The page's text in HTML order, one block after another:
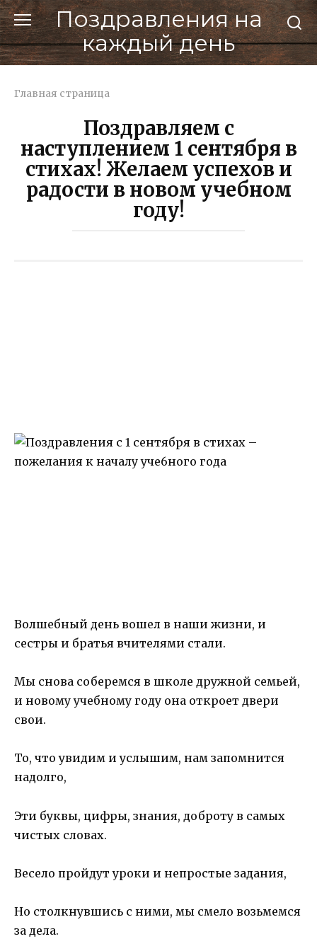
Перейти
к
контенту
Поздравления на
каждый день
Главная страница
Поздравляем с
наступлением 1 сентября в
стихах! Желаем успехов и
радости в новом учебном
году!
Волшебный день вошел в наши жизни, и
сестры и братья вчителями стали.
Мы снова соберемся в школе дружной семьей,
и новому учебному году она откроет двери
свои.
То, что увидим и услышим, нам запомнится
надолго,
Эти буквы, цифры, знания, доброту в самых
чистых словах.
Весело пройдут уроки и непростые задания,
Но столкнувшись с ними, мы смело возьмемся
за дела.